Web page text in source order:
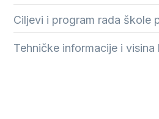
Ciljevi i program rada škole
Tehničke informacije i